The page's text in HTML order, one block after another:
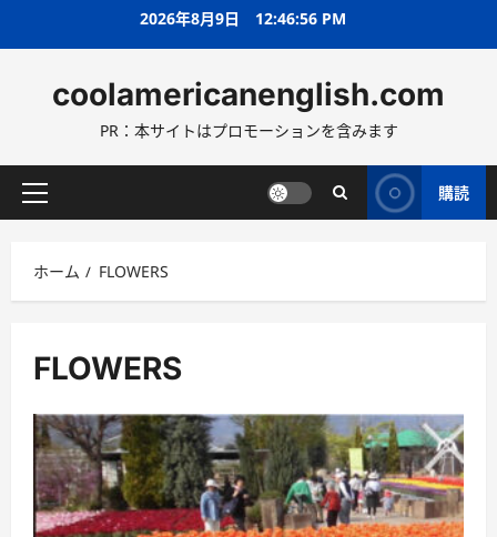
ス
ッ
2026年8月9日 12:46:58 PM
coolamericanenglish.com
PR：本サイトはプロモーションを含みます
メ
メ
ニ
ー
購読
ホーム FLOWERS
FLOWERS